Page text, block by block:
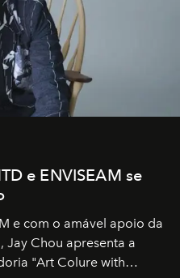
e ENVISEAM se
e com o amável apoio da
, Jay Chou apresenta a
"Art Colure with